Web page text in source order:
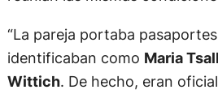
“La pareja portaba
identificaban como Maria
Wittich. De hecho, eran